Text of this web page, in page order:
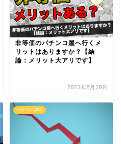
非等価のパチンコ屋へ行くメ
リットはありますか？【結
論：メリット大アリです】
2022年8月28日
パチスロQ&A